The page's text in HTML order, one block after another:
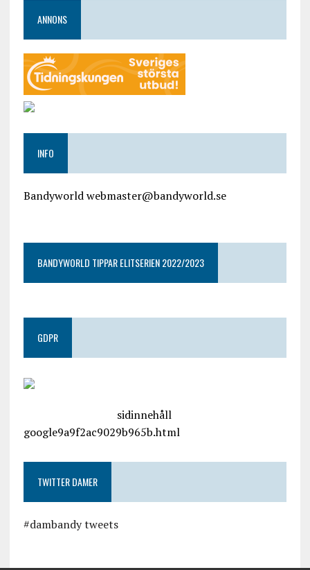
ANNONS
INFO
Bandyworld webmaster@bandyworld.se
BANDYWORLD TIPPAR ELITSERIEN 2022/2023
GDPR
sidinnehåll
google9a9f2ac9029b965b.html
TWITTER DAMER
#dambandy tweets